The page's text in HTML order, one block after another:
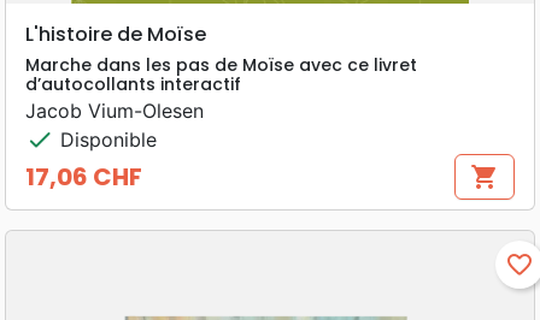
L'histoire de Moïse
Marche dans les pas de Moïse avec ce livret
d’autocollants interactif
Jacob Vium-Olesen
check Disponible
Prix
17,06 CHF shopping_cart
favorite_border